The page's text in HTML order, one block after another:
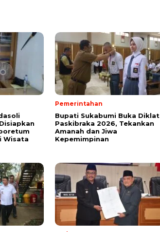
Wisata
Pemerintahan
Bupati Sukabumi Buka Diklat
Paskibraka 2026, Tekankan
Amanah dan Jiwa
Kepemimpinan